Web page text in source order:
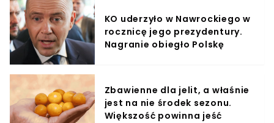
KO uderzyło w Nawrockiego w
rocznicę jego prezydentury.
Nagranie obiegło Polskę
Zbawienne dla jelit, a właśnie
jest na nie środek sezonu.
Większość powinna jeść